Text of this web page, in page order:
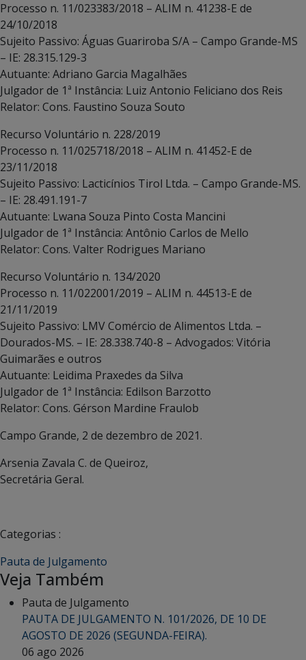
Processo n. 11/023383/2018 – ALIM n. 41238-E de
24/10/2018
Sujeito Passivo: Águas Guariroba S/A – Campo Grande-MS
– IE: 28.315.129-3
Autuante: Adriano Garcia Magalhães
Julgador de 1ª Instância: Luiz Antonio Feliciano dos Reis
Relator: Cons. Faustino Souza Souto
Recurso Voluntário n. 228/2019
Processo n. 11/025718/2018 – ALIM n. 41452-E de
23/11/2018
Sujeito Passivo: Lacticínios Tirol Ltda. – Campo Grande-MS.
– IE: 28.491.191-7
Autuante: Lwana Souza Pinto Costa Mancini
Julgador de 1ª Instância: Antônio Carlos de Mello
Relator: Cons. Valter Rodrigues Mariano
Recurso Voluntário n. 134/2020
Processo n. 11/022001/2019 – ALIM n. 44513-E de
21/11/2019
Sujeito Passivo: LMV Comércio de Alimentos Ltda. –
Dourados-MS. – IE: 28.338.740-8 – Advogados: Vitória
Guimarães e outros
Autuante: Leidima Praxedes da Silva
Julgador de 1ª Instância: Edilson Barzotto
Relator: Cons. Gérson Mardine Fraulob
Campo Grande, 2 de dezembro de 2021.
Arsenia Zavala C. de Queiroz,
Secretária Geral.
Categorias :
Pauta de Julgamento
Veja Também
Pauta de Julgamento
PAUTA DE JULGAMENTO N. 101/2026, DE 10 DE
AGOSTO DE 2026 (SEGUNDA-FEIRA).
06 ago 2026